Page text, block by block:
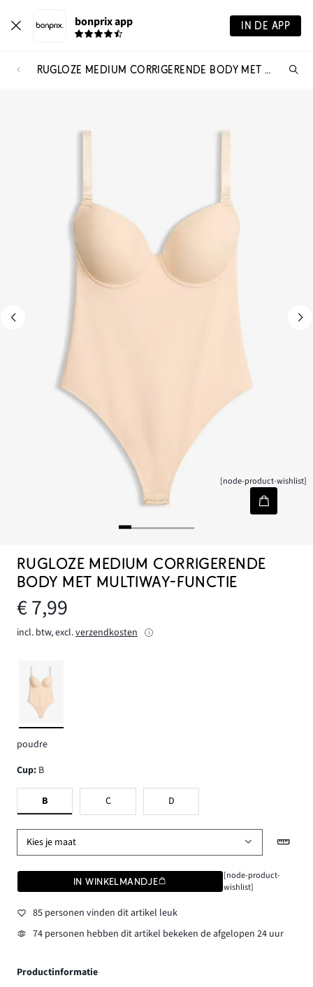
bonprix app IN DE APP
RUGLOZE MEDIUM CORRIGERENDE BODY MET MULTIWAY-FUNCTIE
[node-product-wishlist]
RUGLOZE MEDIUM CORRIGERENDE
BODY MET MULTIWAY-FUNCTIE
€ 7,99
incl. btw, excl.verzendkosten
poudre
Cup: B
B C D
Kies je maat
IN WINKELMANDJE
[node-product-
wishlist]
85 personen vinden dit artikel leuk
74 personen hebben dit artikel bekeken de afgelopen 24 uur
Productinformatie